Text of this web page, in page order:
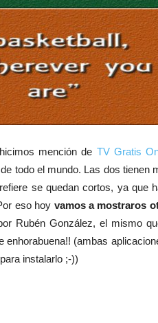
mención de TV Gratis
todo el mundo. Las dos tienen
se quedan cortos, ya que
eso hoy vamos a mostraros
Rubén González, el mismo
(ambas
instalarlo ;-))